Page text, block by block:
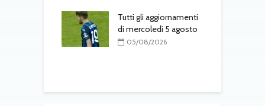
Tutti gli aggiornamenti
di mercoledì 5 agosto
05/08/2026